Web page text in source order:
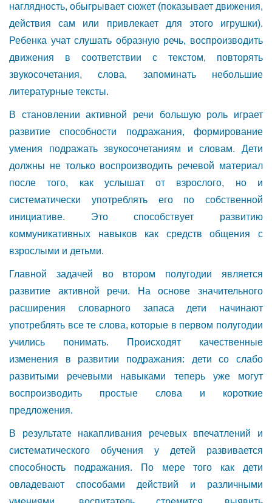
наглядность, обыгрывает сюжет (показывает движения,
действия сам или привлекает для этого игрушки).
Ребенка учат слушать образную речь, воспроизводить
движения в соответствии с текстом, повторять
звукосочетания, слова, запоминать небольшие
литературные тексты.
В становлении активной речи большую роль играет
развитие способности подражания, формирование
умения подражать звукосочетаниям и словам. Дети
должны не только воспроизводить речевой материал
после того, как услышат от взрослого, но и
систематически употреблять его по собственной
инициативе. Это способствует развитию
коммуникативных навыков как средств общения с
взрослыми и детьми.
Главной задачей во втором полугодии является
развитие активной речи. На основе значительного
расширения словарного запаса дети начинают
употреблять все те слова, которые в первом полугодии
учились понимать. Происходят качественные
изменения в развитии подражания: дети со слабо
развитыми речевыми навыками теперь уже могут
воспроизводить простые слова и короткие
предложения.
В результате накапливания речевых впечатлений и
систематического обучения у детей развивается
способность подражания. По мере того как дети
овладевают способами действий и различными